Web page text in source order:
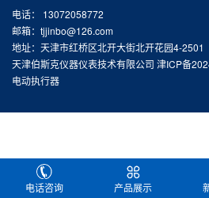
电话： 13072058772
邮箱：tjjinbo@126.com
地址：天津市红桥区北开大街北开花园4-2501
天津伯斯克仪器仪表技术有限公司 津ICP备
电动执行器
电话咨询 产品展示